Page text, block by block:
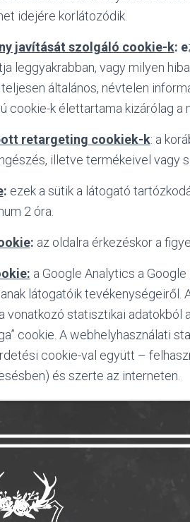
idejére korlátozódik.
javítását szolgáló cookie-k: e
leggyakrabban, vagy milyen
általános, névtelen
cookie-k élettartama kizárólag
retargeting cookiek-k: a
illetve termékeivel vagy
: ezek a sütik a látogató
2 óra.
: az oldalra érkezéskor a
a Google Analytics a
látogatóik
vonatkozó statisztikai adatokból
cookie. A webhelyhasználati
cookie-val együtt –
és szerte az interneten.
el a cookie-k használatát,
találhat:
http://
support.mozilla.org/en-US/